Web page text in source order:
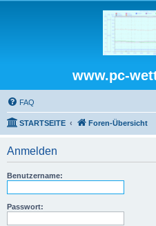
www.pc-
FAQ
STARTSEITE Foren-Übersicht
Anmelden
Benutzername:
Passwort: